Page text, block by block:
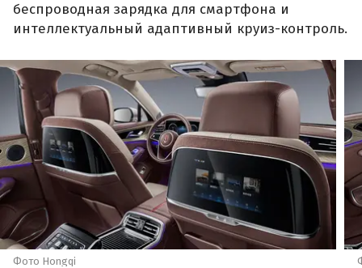
беспроводная зарядка для смартфона и
интеллектуальный адаптивный круиз-контроль.
Фото Hongqi